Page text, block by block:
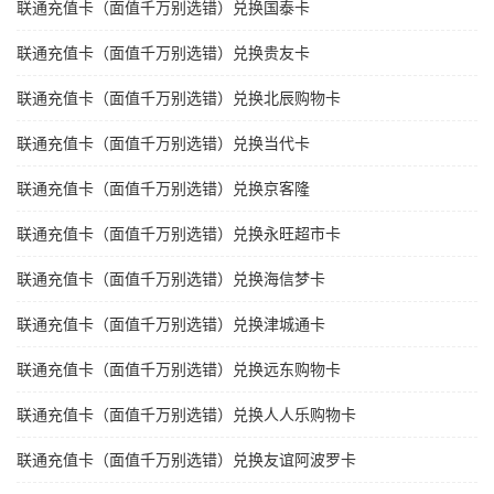
联通充值卡（面值千万别选错）兑换国泰卡
联通充值卡（面值千万别选错）兑换贵友卡
联通充值卡（面值千万别选错）兑换北辰购物卡
联通充值卡（面值千万别选错）兑换当代卡
联通充值卡（面值千万别选错）兑换京客隆
联通充值卡（面值千万别选错）兑换永旺超市卡
联通充值卡（面值千万别选错）兑换海信梦卡
联通充值卡（面值千万别选错）兑换津城通卡
联通充值卡（面值千万别选错）兑换远东购物卡
联通充值卡（面值千万别选错）兑换人人乐购物卡
联通充值卡（面值千万别选错）兑换友谊阿波罗卡